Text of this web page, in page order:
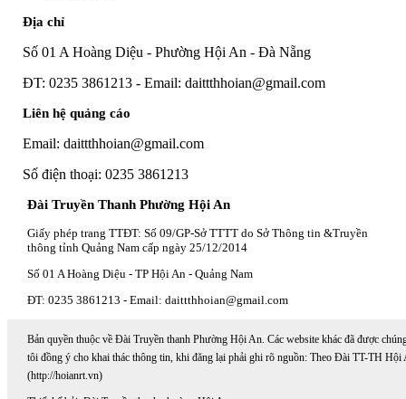
Địa chỉ
Số 01 A Hoàng Diệu - Phường Hội An - Đà Nẵng
ĐT: 0235 3861213 - Email: daittthhoian@gmail.com
Liên hệ quảng cáo
Email: daittthhoian@gmail.com
Số điện thoại: 0235 3861213
Đài Truyền Thanh Phường Hội An
Giấy phép trang TTĐT: Số 09/GP-Sở TTTT do Sở Thông tin &Truyền
thông tỉnh Quảng Nam cấp ngày 25/12/2014
Số 01 A Hoàng Diệu - TP Hội An - Quảng Nam
ĐT: 0235 3861213 - Email: daittthhoian@gmail.com
Bản quyền thuộc về Đài Truyền thanh Phường Hội An. Các website khác đã được
tôi đồng ý cho khai thác thông tin, khi đăng lại phải ghi rõ nguồn: Theo Đài TT-TH Hội
(http://hoianrt.vn)